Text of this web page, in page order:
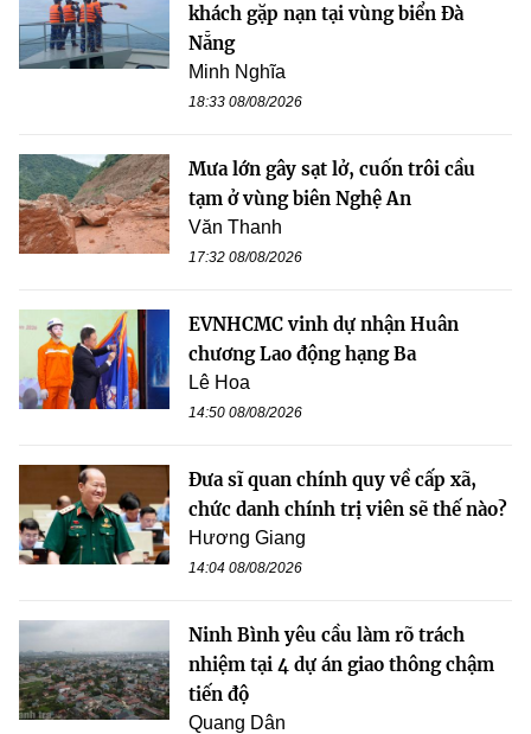
khách gặp nạn tại vùng biển Đà
Nẵng
Minh Nghĩa
18:33 08/08/2026
Mưa lớn gây sạt lở, cuốn trôi cầu
tạm ở vùng biên Nghệ An
Văn Thanh
17:32 08/08/2026
EVNHCMC vinh dự nhận Huân
chương Lao động hạng Ba
Lê Hoa
14:50 08/08/2026
Đưa sĩ quan chính quy về cấp xã,
chức danh chính trị viên sẽ thế nào?
Hương Giang
14:04 08/08/2026
Ninh Bình yêu cầu làm rõ trách
nhiệm tại 4 dự án giao thông chậm
tiến độ
Quang Dân